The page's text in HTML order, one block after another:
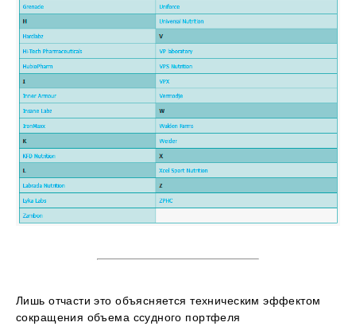
Лишь отчасти это объясняется техническим эффектом
сокращения объема ссудного портфеля